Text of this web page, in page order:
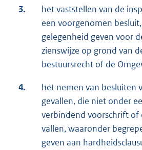
3.
het vaststellen van de
een voorgenomen
gelegenheid geven voor
zienswijze op grond van
bestuursrecht of de
4.
het nemen van besluiten
gevallen, die niet onder
verbindend voorschrift of
vallen, waaronder
geven aan